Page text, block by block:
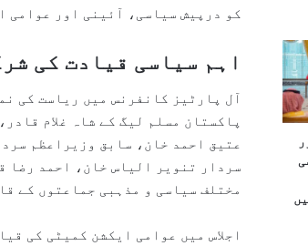
کو درپیش سیاسی، آئینی اور عوامی
اہم سیاسی قیادت کی
آل پارٹیز کانفرنس میں ریاست کی
پاکستان مسلم لیگ کے شاہ غلام
عتیق احمد خان، سابق وزیراعظم
سردار تنویر الیاس خان، احمد رضا
مختلف سیاسی و مذہبی جماعتوں کے
اجلاس میں عوامی ایکشن کمیٹی کی